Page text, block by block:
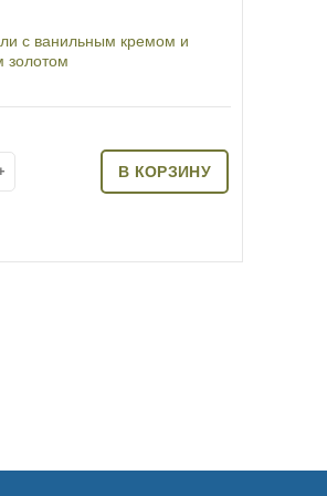
с ванильным кремом и
золотом
товара Профитроли с ванильным кремом
В КОРЗИНУ